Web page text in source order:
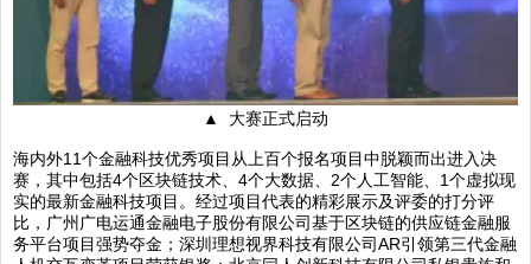
▲ 大赛正式启动
海内外11个金融科技优秀项目从上百个报名项目中脱颖而出进入决
赛，其中包括4个区块链技术、4个大数据、2个人工智能、1个虚拟现
实的最新金融科技项目。经过项目代表的精彩展示及评委的打分评
比，广州广电运通金融电子股份有限公司基于区块链的供应链金融服
务平台项目强势夺金；深圳理想视界科技有限公司AR引领第三代金融